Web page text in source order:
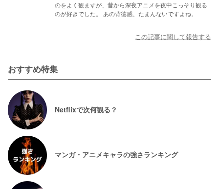
のをよく観ますが、昔から深夜アニメを夜中こっそり観る
のが好きでした。 あの背徳感、たまんないですよね。
この記事に関して報告する
おすすめ特集
Netflixで次何観る？
マンガ・アニメキャラの強さランキング